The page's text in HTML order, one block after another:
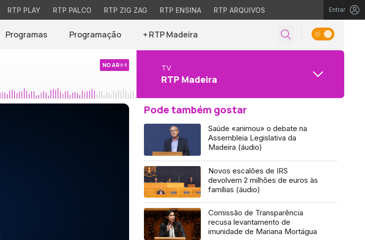
RTP PLAY RTP PALCO RTP ZIG ZAG RTP ENSINA RTP ARQUIVOS Entrar
Programas Programação + RTP Madeira
NO AR TV
RTP Madeira
Pode também gostar
Saúde «animou» o debate na
Assembleia Legislativa da
Madeira (áudio)
Novos escalões de IRS
devolvem 2 milhões de euros às
famílias (áudio)
Comissão de Transparência
recusa levantamento de
imunidade de Mariana Mortágua